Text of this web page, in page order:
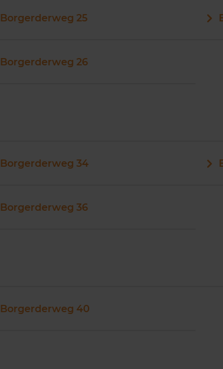
Borgerderweg 25
Borgerderweg 26
Borgerderweg 34
Borgerderweg 36
Borgerderweg 40